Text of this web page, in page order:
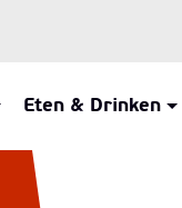
Eten & Drinken